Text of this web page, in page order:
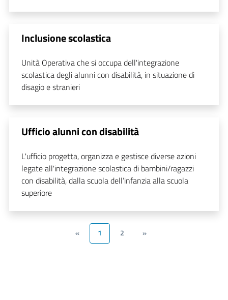
Inclusione scolastica
Unità Operativa che si occupa dell'integrazione
scolastica degli alunni con disabilità, in situazione di
disagio e stranieri
Ufficio alunni con disabilità
L'ufficio progetta, organizza e gestisce diverse azioni
legate all'integrazione scolastica di bambini/ragazzi
con disabilità, dalla scuola dell’infanzia alla scuola
superiore
« 1 2 »